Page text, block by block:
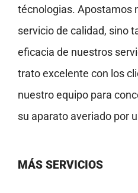
técnologias. Apostamos
servicio de calidad, sino
eficacia de nuestros
trato excelente con los
nuestro equipo para
su aparato averiado por
MÁS SERVICIOS